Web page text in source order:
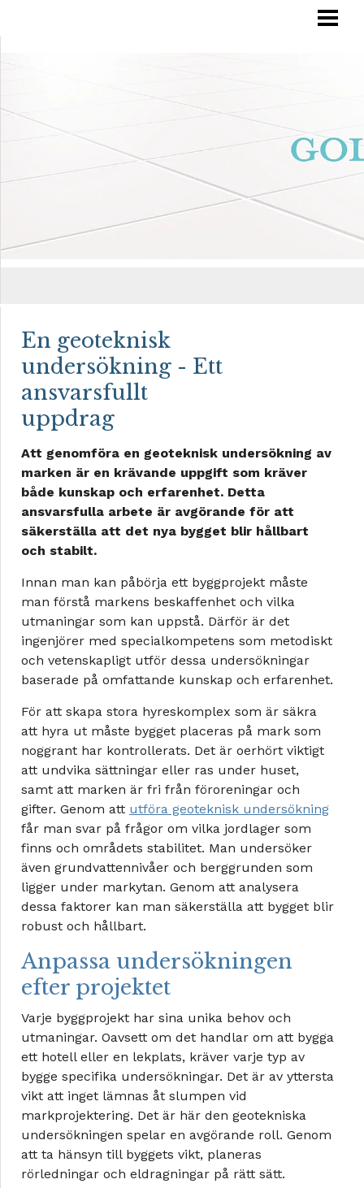
MÅLA TRÄGOLV
En geoteknisk
undersökning - Ett
ansvarsfullt
uppdrag
Att genomföra en geoteknisk undersökning av
marken är en krävande uppgift som kräver
både kunskap och erfarenhet. Detta
ansvarsfulla arbete är avgörande för att
säkerställa att det nya bygget blir hållbart
och stabilt.
Innan man kan påbörja ett byggprojekt måste
man förstå markens beskaffenhet och vilka
utmaningar som kan uppstå. Därför är det
ingenjörer med specialkompetens som metodiskt
och vetenskapligt utför dessa undersökningar
baserade på omfattande kunskap och erfarenhet.
För att skapa stora hyreskomplex som är säkra
att hyra ut måste bygget placeras på mark som
noggrant har kontrollerats. Det är oerhört viktigt
att undvika sättningar eller ras under huset,
samt att marken är fri från föroreningar och
gifter. Genom att utföra geoteknisk undersökning
får man svar på frågor om vilka jordlager som
finns och områdets stabilitet. Man undersöker
även grundvattennivåer och berggrunden som
ligger under markytan. Genom att analysera
dessa faktorer kan man säkerställa att bygget blir
robust och hållbart.
Anpassa undersökningen
efter projektet
Varje byggprojekt har sina unika behov och
utmaningar. Oavsett om det handlar om att bygga
ett hotell eller en lekplats, kräver varje typ av
bygge specifika undersökningar. Det är av yttersta
vikt att inget lämnas åt slumpen vid
markprojektering. Det är här den geotekniska
undersökningen spelar en avgörande roll. Genom
att ta hänsyn till byggets vikt, planeras
rörledningar och eldragningar på rätt sätt.